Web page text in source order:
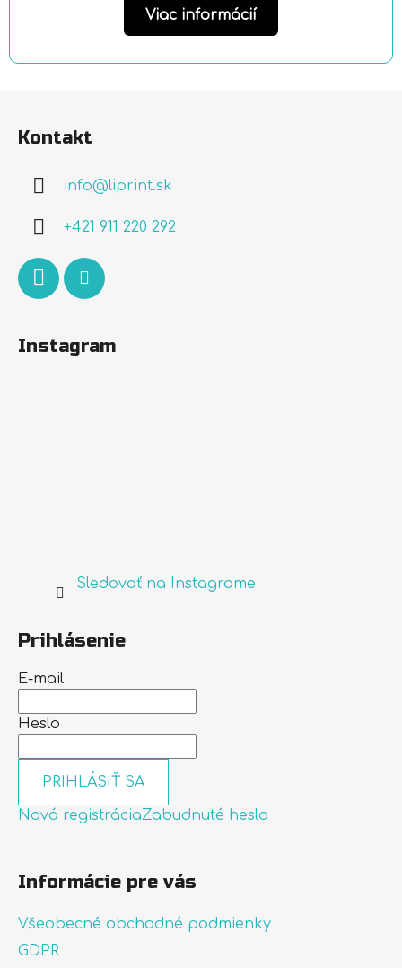
Viac informácií
Kontakt
info@liprint.sk
+421 911 220 292
Instagram
Sledovať na Instagrame
Prihlásenie
E-mail
Heslo
PRIHLÁSIŤ SA
Nová registráciaZabudnuté heslo
Informácie pre vás
Všeobecné obchodné podmienky
GDPR